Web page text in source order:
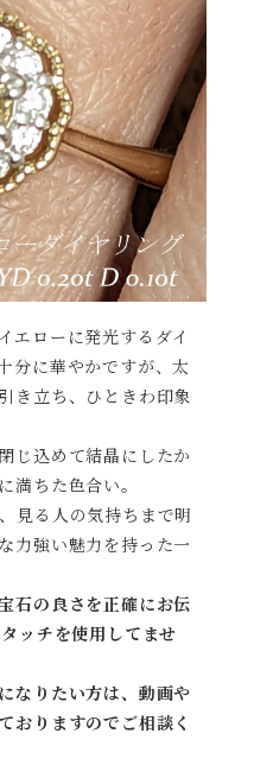
エローに発光するダイ
分に華やかですが、太
き立ち、ひときわ印象
じ込めて結晶にしたか
満ちた色合い。
見る人の気持ちまで明
力強い魅力を持った一
石の良さを正確にお伝
ッチを使用してませ
なりたい方は、動画や
おりますのでご相談く